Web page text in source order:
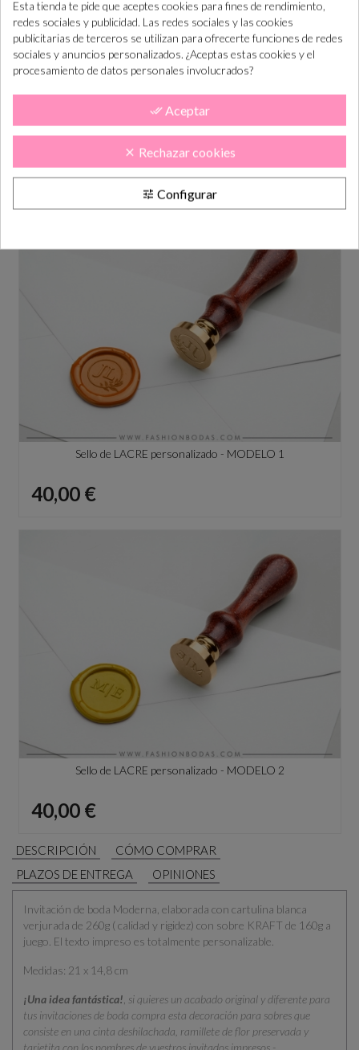
Barra de lacre color DORADO
Precio
2,00 €
Sello de LACRE personalizado - MODELO 1
Precio
40,00 €
Sello de LACRE personalizado - MODELO 2
Precio
40,00 €
DESCRIPCIÓN
CÓMO COMPRAR
PLAZOS DE ENTREGA
OPINIONES
Invitación de boda Moderna, elaborada con cartulina blanca
verjurada de 260g ( calidad y rigidez) con sobre KRAFT de 160g a
juego. El texto impreso es totalmente personalizable.
Medidas: 21 x 14,8 cm
¡Una idea fantástica! si quieres un acabado original y diferente para
tus invitaciones de boda compra esta decoración para sobres que
consiste en una cinta deshilachada, ramillete de flor preservada y
Esta tienda te pide que aceptes cookies para fines de rendimiento,
redes sociales y publicidad. Las redes sociales y las cookies
publicitarias de terceros se utilizan para ofrecerte funciones de redes
sociales y anuncios personalizados. ¿Aceptas estas cookies y el
procesamiento de datos personales involucrados?
done_all Aceptar
clear Rechazar cookies
tune Configurar